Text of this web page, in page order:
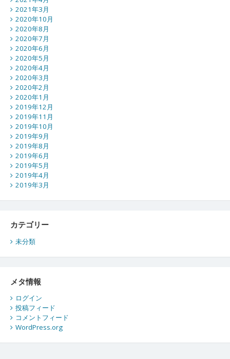
2021年3月
2020年10月
2020年8月
2020年7月
2020年6月
2020年5月
2020年4月
2020年3月
2020年2月
2020年1月
2019年12月
2019年11月
2019年10月
2019年9月
2019年8月
2019年6月
2019年5月
2019年4月
2019年3月
カテゴリー
未分類
メタ情報
ログイン
投稿フィード
コメントフィード
WordPress.org